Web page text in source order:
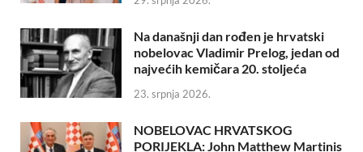
Na današnji dan rođen je hrvatski
nobelovac Vladimir Prelog, jedan od
najvećih kemičara 20. stoljeća
23. srpnja 2026.
NOBELOVAC HRVATSKOG
PORIJEKLA: John Matthew Martinis